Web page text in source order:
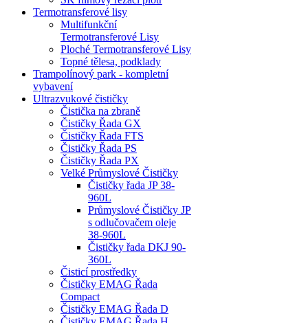
Termotransferové lisy
Multifunkční
Termotransferové Lisy
Ploché Termotransferové Lisy
Topné tělesa, podklady
Trampolínový park - kompletní
vybavení
Ultrazvukové čističky
Čistička na zbraně
Čističky Řada GX
Čističky Řada FTS
Čističky Řada PS
Čističky Řada PX
Velké Průmyslové Čističky
Čističky řada JP 38-
960L
Průmyslové Čističky JP
s odlučovačem oleje
38-960L
Čističky řada DKJ 90-
360L
Čisticí prostředky
Čističky EMAG Řada
Compact
Čističky EMAG Řada D